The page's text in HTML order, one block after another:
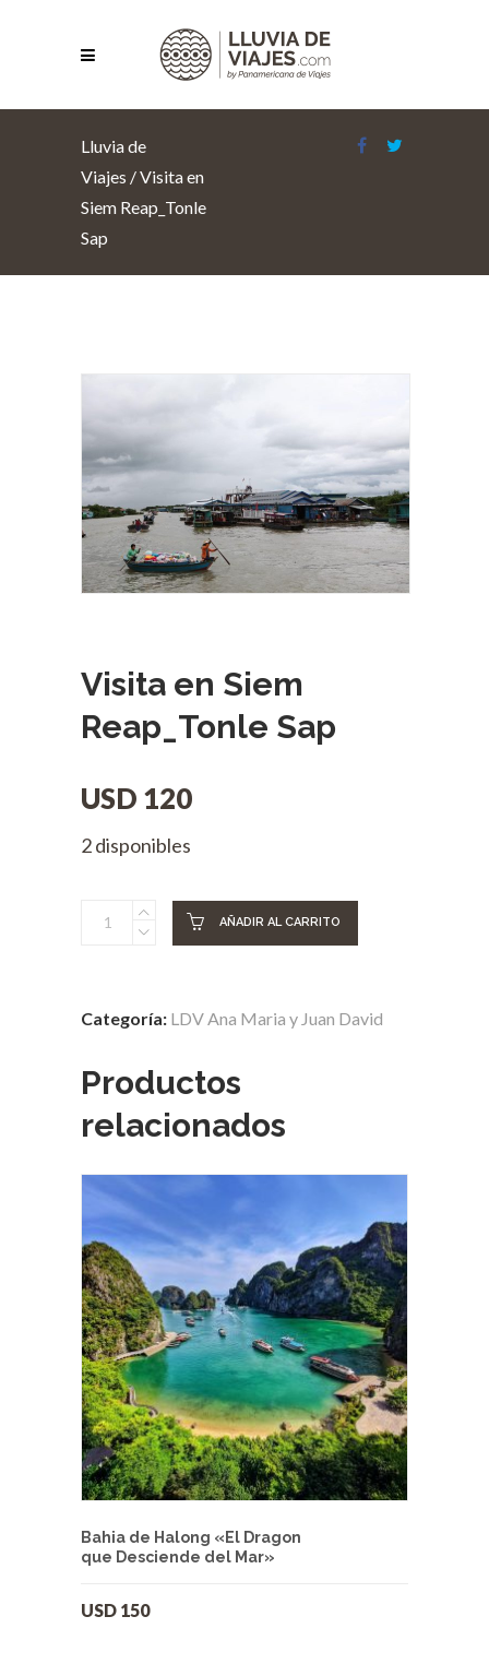
Lluvia de
Viajes /Visita en
Siem Reap_Tonle
Sap
Visita en Siem
Reap_Tonle Sap
USD 120
2 disponibles
Visita
quantity
AÑADIR AL CARRITO
Categoría: LDV Ana Maria y Juan David
Productos
relacionados
Bahia de Halong «El Dragon
que Desciende del Mar»
USD 150